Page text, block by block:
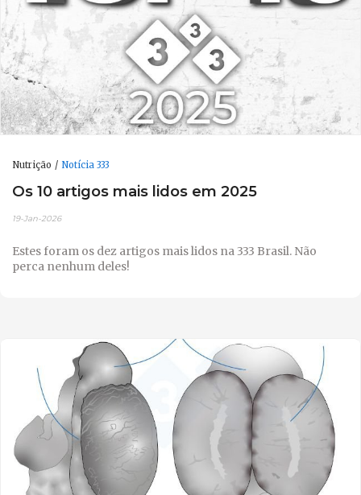
Nutrição Notícia 333
Os 10 artigos mais lidos em 2025
19-Jan-2026
Estes foram os dez artigos mais lidos na 333 Brasil. Não
perca nenhum deles!